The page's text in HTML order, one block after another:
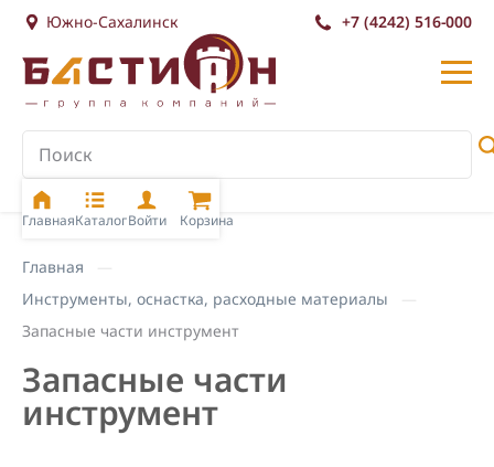
Южно-Сахалинск +7 (4242) 516-000
ГлавнаяКаталогВойти Корзина
Главная
Инструменты, оснастка, расходные материалы
Запасные части инструмент
Запасные части
инструмент